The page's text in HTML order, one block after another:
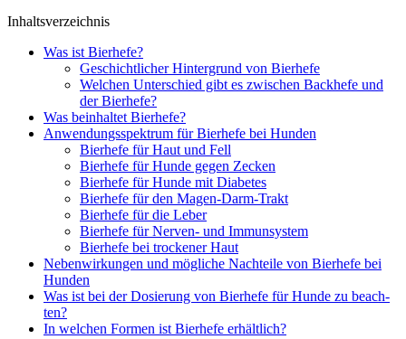
Inhalts­ver­zeich­nis
Was ist Bier­he­fe?
Geschicht­li­cher Hin­ter­grund von Bier­he­fe
Wel­chen Unter­schied gibt es zwi­schen Back­he­fe und
der Bier­he­fe?
Was beinhal­tet Bier­he­fe?
Anwen­dungs­spek­trum für Bier­he­fe bei Hun­den
Bier­he­fe für Haut und Fell
Bier­he­fe für Hun­de gegen Zecken
Bier­he­fe für Hun­de mit Dia­be­tes
Bier­he­fe für den Magen-Darm-Trakt
Bier­he­fe für die Leber
Bier­he­fe für Ner­ven- und Immun­sys­tem
Bier­he­fe bei tro­cke­ner Haut
Neben­wir­kun­gen und mög­li­che Nach­tei­le von Bier­he­fe bei
Hun­den
Was ist bei der Dosie­rung von Bier­he­fe für Hun­de zu beach­
ten?
In wel­chen For­men ist Bier­he­fe erhält­lich?